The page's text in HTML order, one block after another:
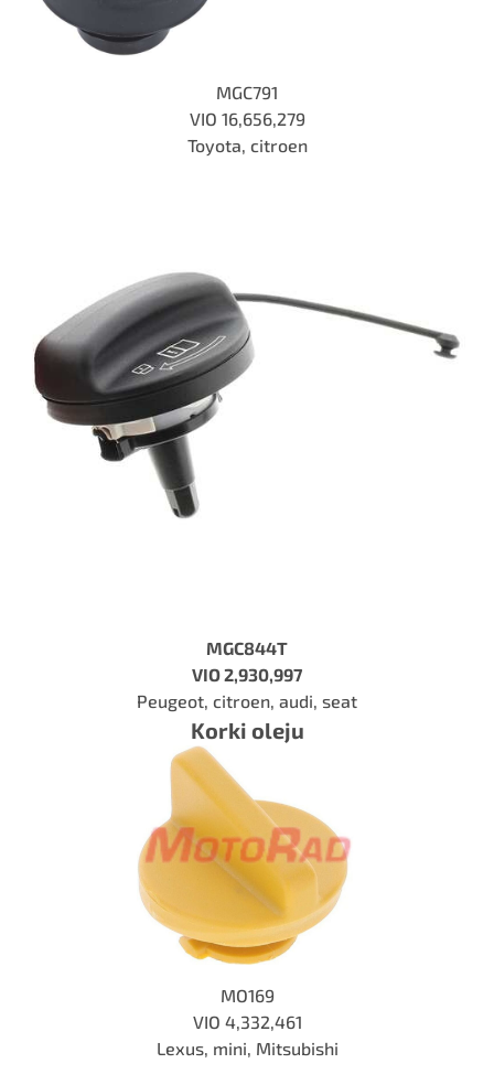
MGC791
VIO 16,656,279
Toyota, citroen
MGC844T
VIO 2,930,997
Peugeot, citroen, audi, seat
Korki oleju
MO169
VIO 4,332,461
Lexus, mini, Mitsubishi